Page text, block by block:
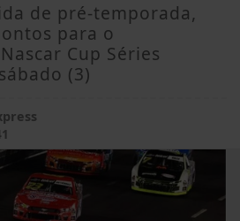
de pré-temporada,
para o
Cup Séries
(3)